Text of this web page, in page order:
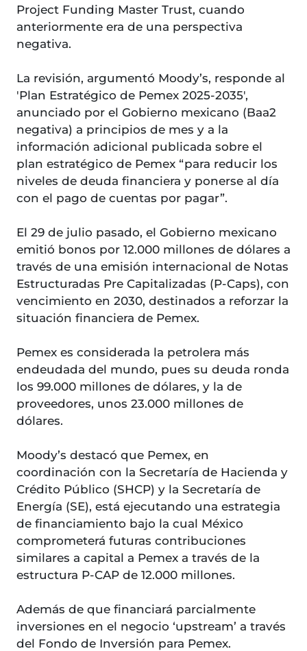
Project Funding Master Trust, cuando
anteriormente era de una perspectiva
negativa.
La revisión, argumentó Moody’s, responde al
'Plan Estratégico de Pemex 2025-2035',
anunciado por el Gobierno mexicano (Baa2
negativa) a principios de mes y a la
información adicional publicada sobre el
plan estratégico de Pemex “para reducir los
niveles de deuda financiera y ponerse al día
con el pago de cuentas por pagar”.
El 29 de julio pasado, el Gobierno mexicano
emitió bonos por 12.000 millones de dólares a
través de una emisión internacional de Notas
Estructuradas Pre Capitalizadas (P-Caps), con
vencimiento en 2030, destinados a reforzar la
situación financiera de Pemex.
Pemex es considerada la petrolera más
endeudada del mundo, pues su deuda ronda
los 99.000 millones de dólares, y la de
proveedores, unos 23.000 millones de
dólares.
Moody’s destacó que Pemex, en
coordinación con la Secretaría de Hacienda y
Crédito Público (SHCP) y la Secretaría de
Energía (SE), está ejecutando una estrategia
de financiamiento bajo la cual México
comprometerá futuras contribuciones
similares a capital a Pemex a través de la
estructura P-CAP de 12.000 millones.
Además de que financiará parcialmente
inversiones en el negocio ‘upstream’ a través
del Fondo de Inversión para Pemex.